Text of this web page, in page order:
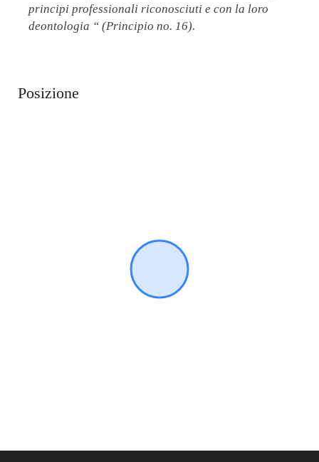
principi professionali riconosciuti e con la loro
deontologia “ (Principio no. 16).
Posizione